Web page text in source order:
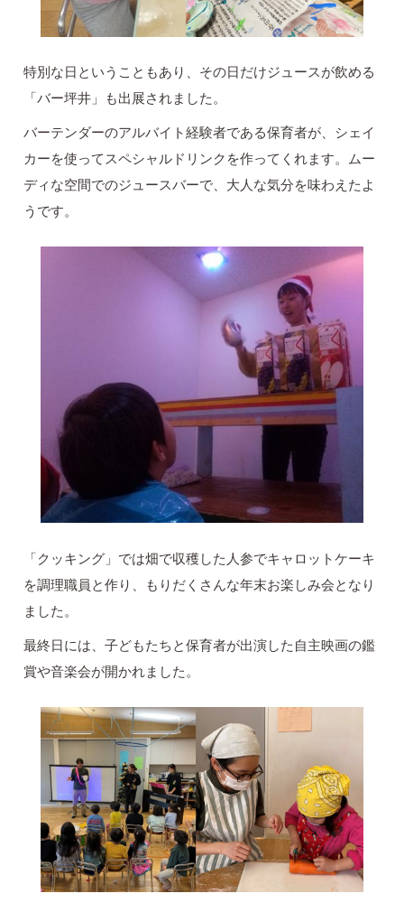
特別な日ということもあり、その日だけジュースが飲める
「バー坪井」も出展されました。
バーテンダーのアルバイト経験者である保育者が、シェイ
カーを使ってスペシャルドリンクを作ってくれます。ムー
ディな空間でのジュースバーで、大人な気分を味わえたよ
うです。
「クッキング」では畑で収穫した人参でキャロットケーキ
を調理職員と作り、もりだくさんな年末お楽しみ会となり
ました。
最終日には、子どもたちと保育者が出演した自主映画の鑑
賞や音楽会が開かれました。